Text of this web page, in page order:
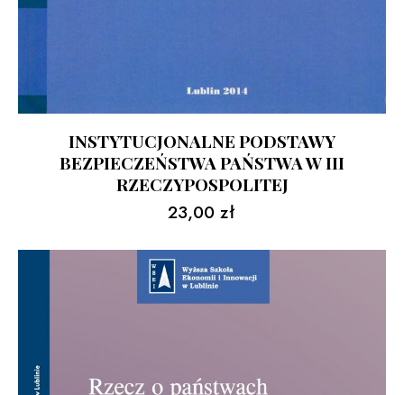
INSTYTUCJONALNE PODSTAWY
BEZPIECZEŃSTWA PAŃSTWA W III
RZECZYPOSPOLITEJ
23,00 zł